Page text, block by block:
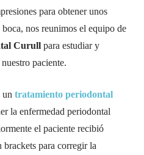
para obtener unos
nos reunimos el equipo de
Curullpara estudiar y
paciente.
un tratamiento periodontal
la enfermedad periodontal
el paciente recibió
para corregir la